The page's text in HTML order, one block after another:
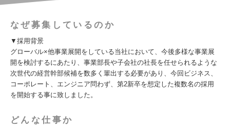
なぜ募集しているのか
▼採用背景
グローバル×他事業展開をしている当社において、今後多様な事業展
開を検討するにあたり、事業部長や子会社の社長を任せられるような
次世代の経営幹部候補を数多く輩出する必要があり、今回ビジネス、
コーポレート、エンジニア問わず、第2新卒を想定した複数名の採用
を開始する事に致しました。
どんな仕事か